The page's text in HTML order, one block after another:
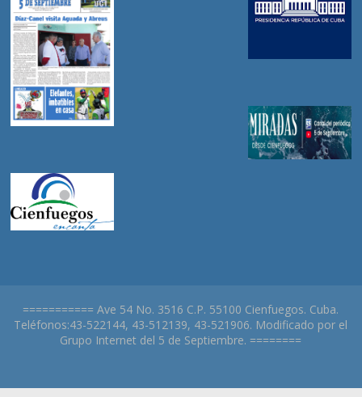
=========== Ave 54 No. 3516 C.P. 55100 Cienfuegos. Cuba.
Teléfonos:43-522144, 43-512139, 43-521906. Modificado por el
Grupo Internet del 5 de Septiembre. ========